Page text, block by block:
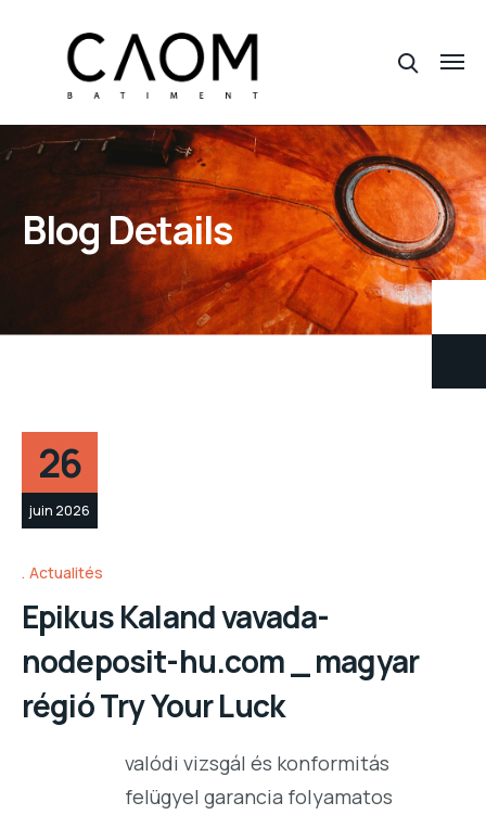
Blog Details
26
juin 2026
Actualités
Epikus Kaland vavada-
nodeposit-hu.com _ magyar
régió Try Your Luck
valódi vizsgál és konformitás
felügyel garancia folyamatos